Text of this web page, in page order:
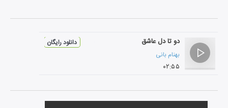
دو تا دل عاشق
بهنام بانی
۰۲:۵۵
دانلود رایگان